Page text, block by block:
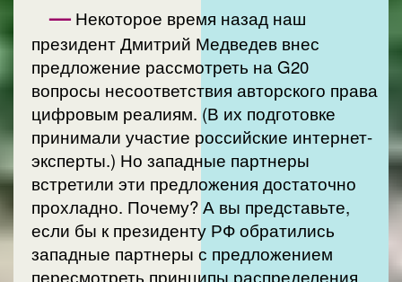
— Некоторое время назад наш
президент Дмитрий Медведев внес
предложение рассмотреть на G20
вопросы несоответствия авторского права
цифровым реалиям. (В их подготовке
принимали участие российские интернет-
эксперты.) Но западные партнеры
встретили эти предложения достаточно
прохладно. Почему? А вы представьте,
если бы к президенту РФ обратились
западные партнеры с предложением
пересмотреть принципы распределения